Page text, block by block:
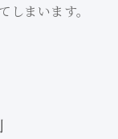
まいます。